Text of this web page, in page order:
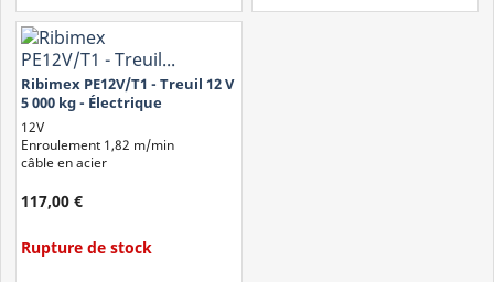
Ribimex PE12V/T1 - Treuil 12 V
5 000 kg - Électrique
12V
Enroulement 1,82 m/min
câble en acier
117,00 €
Rupture de stock